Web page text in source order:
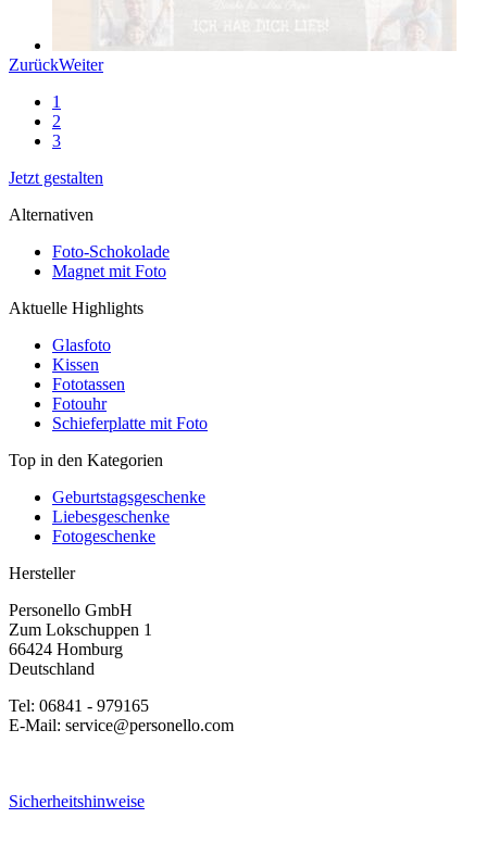
ZurückWeiter
1
2
3
Jetzt gestalten
Alternativen
Foto-Schokolade
Magnet mit Foto
Aktuelle Highlights
Glasfoto
Kissen
Fototassen
Fotouhr
Schieferplatte mit Foto
Top in den Kategorien
Geburtstagsgeschenke
Liebesgeschenke
Fotogeschenke
Hersteller
Personello GmbH
Zum Lokschuppen 1
66424 Homburg
Deutschland
Tel: 06841 - 979165
E-Mail: service@personello.com
Sicherheitshinweise